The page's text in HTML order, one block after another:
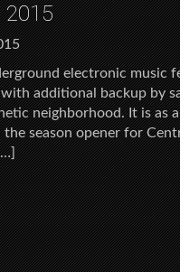
2015
electronic music
additional backup by
neighborhood. It is as
season opener for